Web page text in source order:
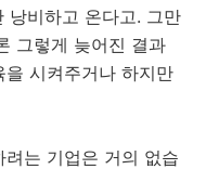
낭비하고 온다고. 그만
그렇게 늦어진 결과
시켜주거나 하지만
는 기업은 거의 없습